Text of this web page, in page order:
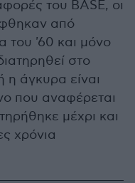
του BASE, οι
από
του '60 και μόνο
στο
άγκυρα είναι
που αναφέρεται
μέχρι και
χρόνια